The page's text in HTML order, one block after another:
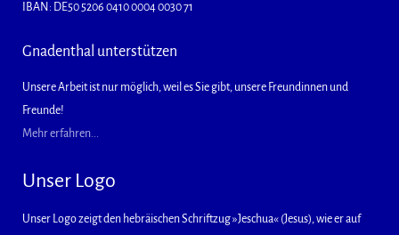
IBAN: DE50 5206 0410 0004 0030 71
Gnadenthal unterstützen
Unsere Arbeit ist nur möglich, weil es Sie gibt, unsere Freundinnen und
Freunde!
Mehr erfahren...
Unser Logo
Unser Logo zeigt den hebräischen Schriftzug »Jeschua« (Jesus), wie er auf